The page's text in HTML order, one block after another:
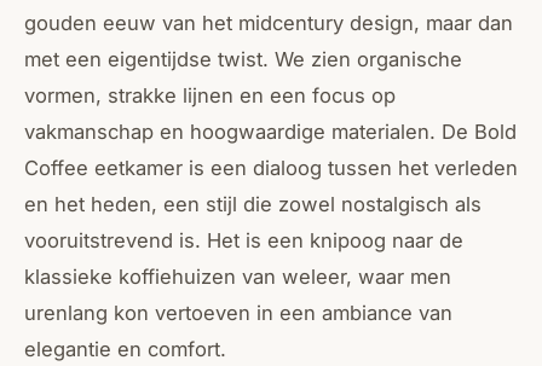
gouden eeuw van het midcentury design, maar dan
met een eigentijdse twist. We zien organische
vormen, strakke lijnen en een focus op
vakmanschap en hoogwaardige materialen. De Bold
Coffee eetkamer is een dialoog tussen het verleden
en het heden, een stijl die zowel nostalgisch als
vooruitstrevend is. Het is een knipoog naar de
klassieke koffiehuizen van weleer, waar men
urenlang kon vertoeven in een ambiance van
elegantie en comfort.